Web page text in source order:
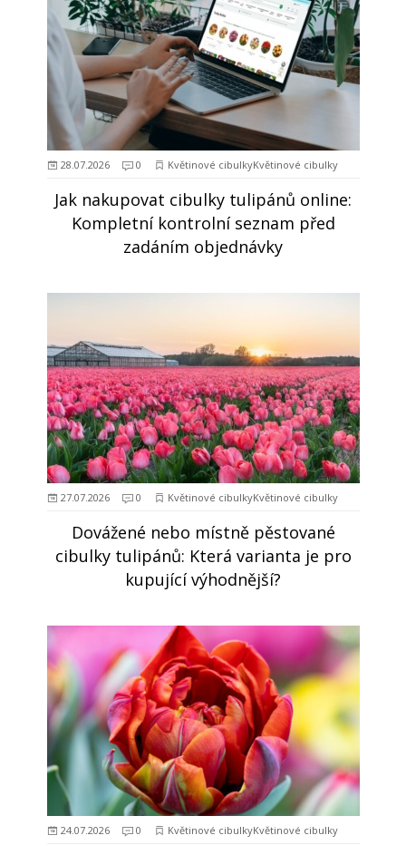
28.07.2026 0 Květinové cibulkyKvětinové cibulky
Jak nakupovat cibulky tulipánů online:
Kompletní kontrolní seznam před
zadáním objednávky
27.07.2026 0 Květinové cibulkyKvětinové cibulky
Dovážené nebo místně pěstované
cibulky tulipánů: Která varianta je pro
kupující výhodnější?
24.07.2026 0 Květinové cibulkyKvětinové cibulky